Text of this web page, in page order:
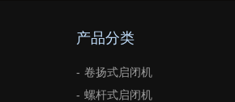
产品分类
卷扬式启闭机
螺杆式启闭机